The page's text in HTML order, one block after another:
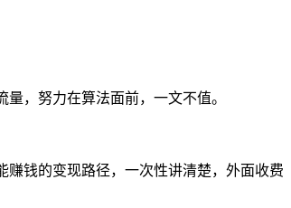
，努力在算法面前，一文不值。
钱的变现路径，一次性讲清楚，外面收费